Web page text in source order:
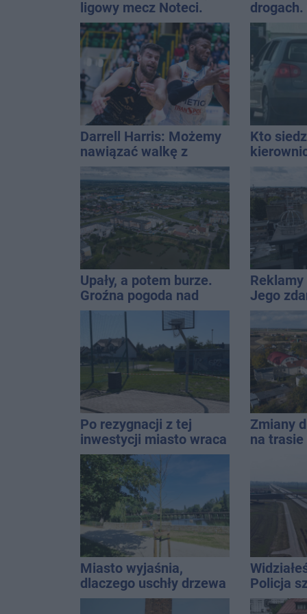
ligowy mecz Noteci.
Znamy cały terminarz
Darrell Harris: Możemy
nawiązać walkę z
każdym w tej lidze
Kto
kolizji
Upały, a potem burze.
Groźna pogoda nad
naszym regionem
Jego
Wroński
[akt.]
Po rezygnacji z tej
inwestycji miasto wraca
do tematu
Zmiany
na
Miasto wyjaśnia,
dlaczego uschły drzewa
w Solankach. Radny: To
Policja